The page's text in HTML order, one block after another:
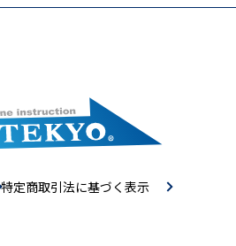
特定商取引法に基づく表示